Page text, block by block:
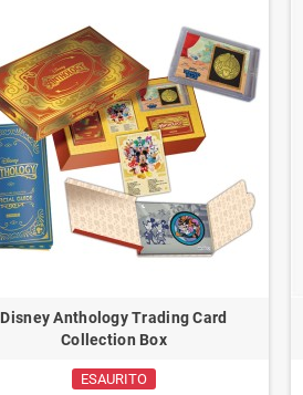
Disney Anthology Trading Card
Collection Box
ESAURITO